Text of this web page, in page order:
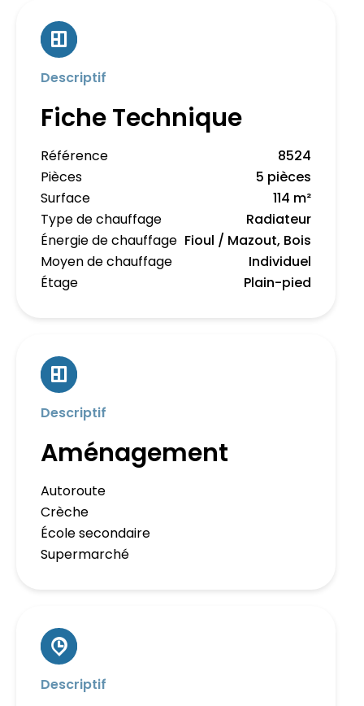
Descriptif
Fiche Technique
Référence
8524
Pièces
5 pièces
Surface
114 m²
Type de chauffage
Radiateur
Énergie de chauffage Fioul / Mazout, Bois
Moyen de chauffage
Individuel
Étage
Plain-pied
Descriptif
Aménagement
Autoroute
Crèche
École secondaire
Supermarché
Descriptif